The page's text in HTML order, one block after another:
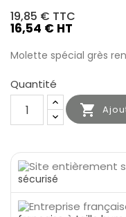
19,85 € TTC
16,54 € HT
Molette spécial grès
Quantité

sécurisé